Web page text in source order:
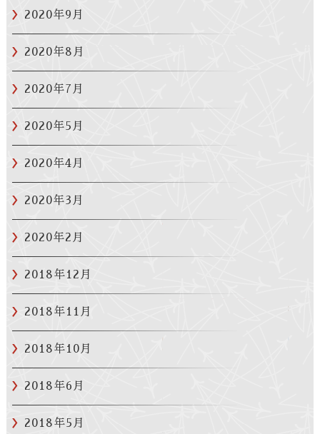
2020年9月
2020年8月
2020年7月
2020年5月
2020年4月
2020年3月
2020年2月
2018年12月
2018年11月
2018年10月
2018年6月
2018年5月